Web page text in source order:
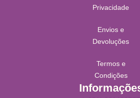
Privacidade
Envios e
Devoluções
Termos e
Condições